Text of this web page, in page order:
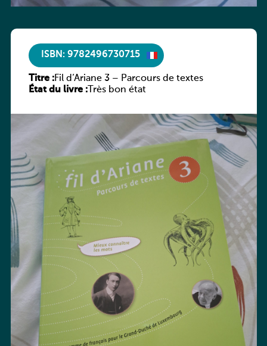
ISBN: 9782496730715
Titre :Fil d’Ariane 3 – Parcours de textes
État du livre :Très bon état